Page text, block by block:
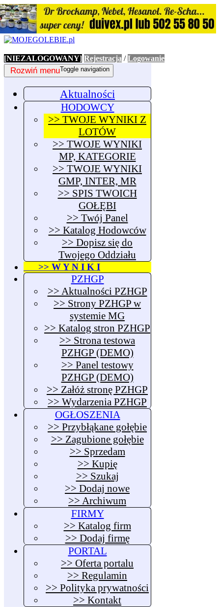
[NIEZALOGOWANY] Rejestracja /Logowanie
Toggle navigation
Rozwiń menu
Aktualności
HODOWCY
>> TWOJE WYNIKI Z
LOTÓW
>> TWOJE WYNIKI
MP, KATEGORIE
>> TWOJE WYNIKI
GMP, INTER, MR
>> SPIS TWOICH
GOŁĘBI
>> Twój Panel
>> Katalog Hodowców
>> Dopisz się do
Twojego Oddziału
>> W Y N I K I
PZHGP
>> Aktualności PZHGP
>> Strony PZHGP w
systemie MG
>> Katalog stron PZHGP
>> Strona testowa
PZHGP (DEMO)
>> Panel testowy
PZHGP (DEMO)
>> Załóż stronę PZHGP
>> Wydarzenia PZHGP
OGŁOSZENIA
>> Przybłąkane gołębie
>> Zagubione gołębie
>> Sprzedam
>> Kupię
>> Szukaj
>> Dodaj nowe
>> Archiwum
FIRMY
>> Katalog firm
>> Dodaj firmę
PORTAL
>> Oferta portalu
>> Regulamin
>> Polityka prywatności
>> Kontakt